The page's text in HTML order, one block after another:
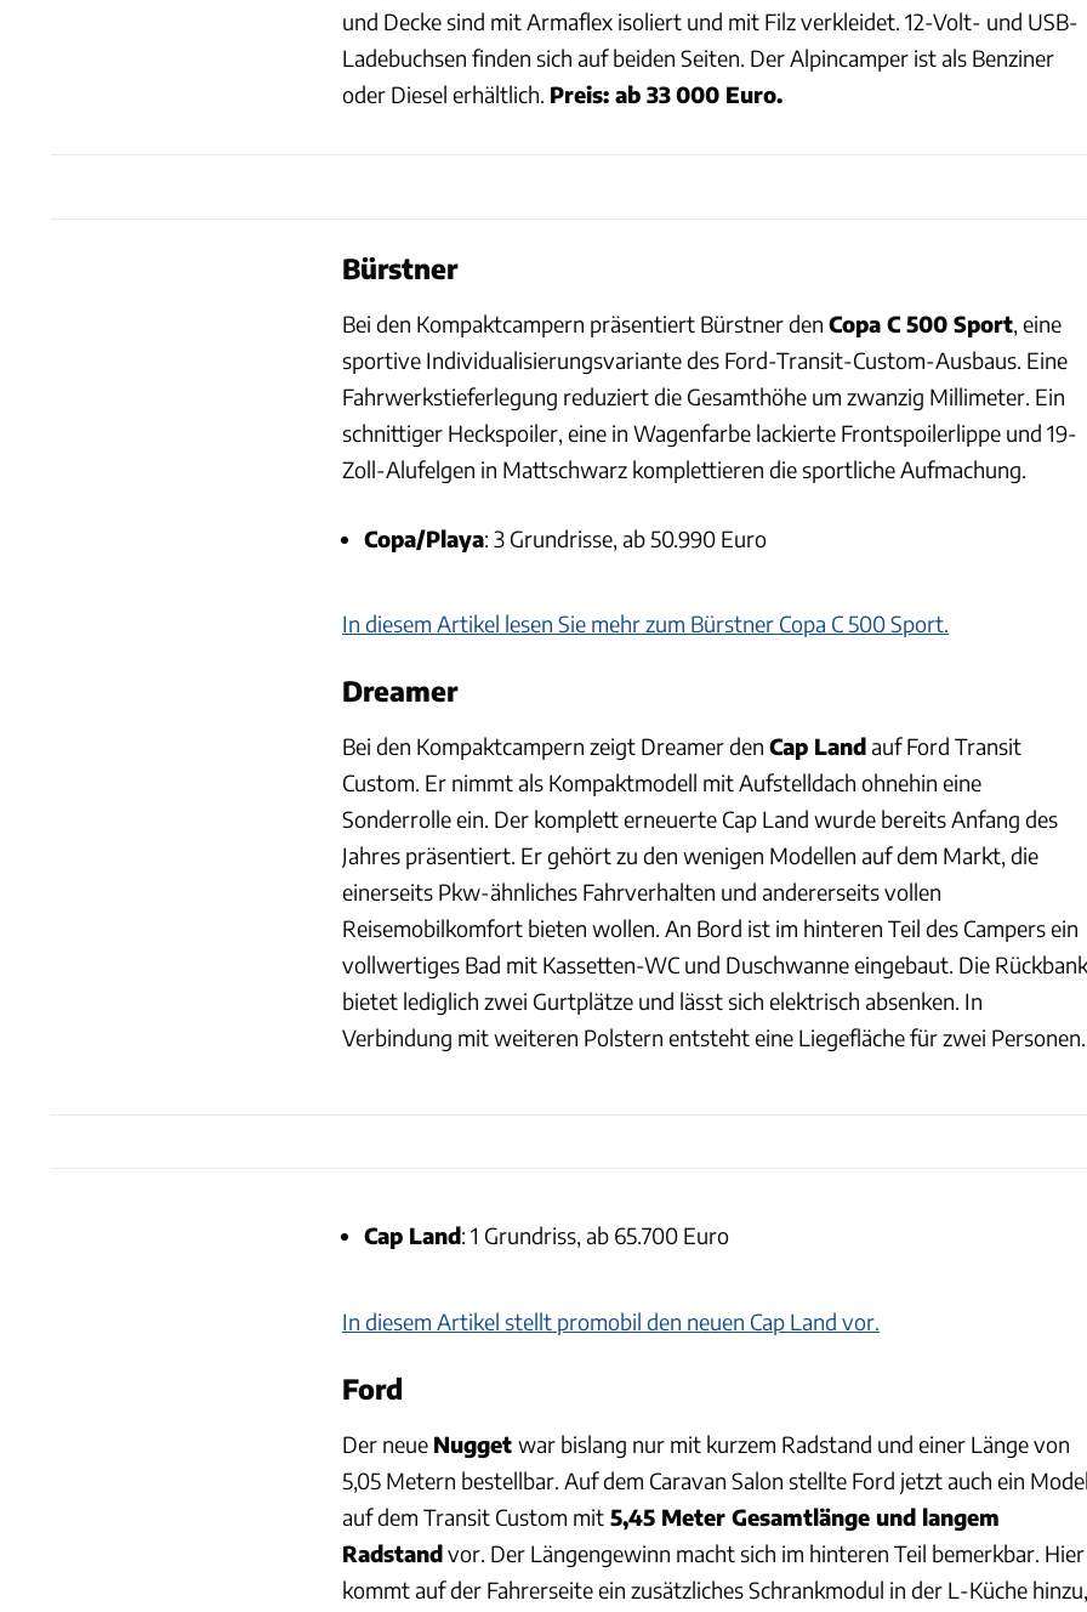
und Decke sind mit Armaflex isoliert und mit Filz verkleidet. 12-Volt- und USB-
Ladebuchsen finden sich auf beiden Seiten. Der Alpincamper ist als Benziner
oder Diesel erhältlich. Preis: ab 33 000 Euro.
Bürstner
Bei den Kompaktcampern präsentiert Bürstner den Copa C 500 Sport , eine
sportive Individualisierungsvariante des Ford-Transit-Custom-Ausbaus. Eine
Fahrwerkstieferlegung reduziert die Gesamthöhe um zwanzig Millimeter. Ein
schnittiger Heckspoiler, eine in Wagenfarbe lackierte Frontspoilerlippe und 19-
Zoll-Alufelgen in Mattschwarz komplettieren die sportliche Aufmachung.
Copa/Playa: 3 Grundrisse, ab 50.990 Euro
In diesem Artikel lesen Sie mehr zum Bürstner Copa C 500 Sport.
Dreamer
Bei den Kompaktcampern zeigt Dreamer den Cap Landauf Ford Transit
Custom. Er nimmt als Kompaktmodell mit Aufstelldach ohnehin eine
Sonderrolle ein. Der komplett erneuerte Cap Land wurde bereits Anfang des
Jahres präsentiert. Er gehört zu den wenigen Modellen auf dem Markt, die
einerseits Pkw-ähnliches Fahrverhalten und andererseits vollen
Reisemobilkomfort bieten wollen. An Bord ist im hinteren Teil des Campers ein
vollwertiges Bad mit Kassetten-WC und Duschwanne eingebaut. Die Rückbank
bietet lediglich zwei Gurtplätze und lässt sich elektrisch absenken. In
Verbindung mit weiteren Polstern entsteht eine Liegefläche für zwei Personen.
Cap Land: 1 Grundriss, ab 65.700 Euro
In diesem Artikel stellt promobil den neuen Cap Land vor.
Ford
Der neue Nugget war bislang nur mit kurzem Radstand und einer Länge von
5,05 Metern bestellbar. Auf dem Caravan Salon stellte Ford jetzt auch ein
auf dem Transit Custom mit 5,45 Meter Gesamtlänge und langem
Radstandvor. Der Längengewinn macht sich im hinteren Teil bemerkbar. Hier
kommt auf der Fahrerseite ein zusätzliches Schrankmodul in der L-Küche hinzu,